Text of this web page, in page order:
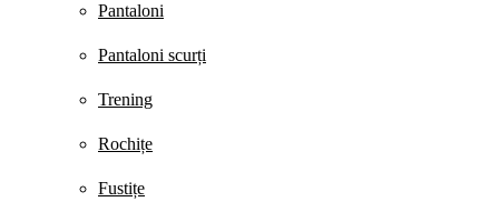
Pantaloni
Pantaloni scurți
Trening
Rochițe
Fustițe